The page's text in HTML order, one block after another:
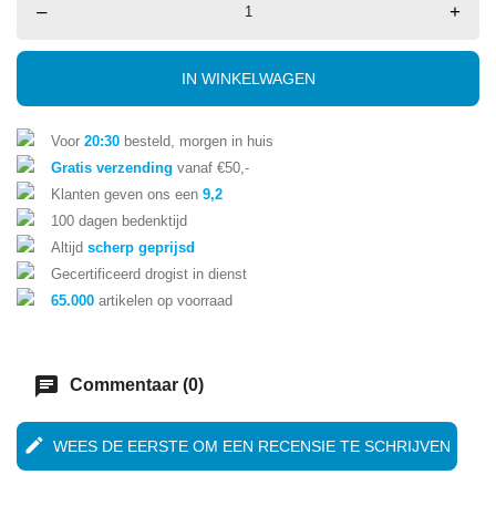
– +
IN WINKELWAGEN
Voor 20:30 besteld, morgen in huis
Gratis verzending vanaf €50,-
Klanten geven ons een 9,2
100 dagen bedenktijd
Altijd scherp geprijsd
Gecertificeerd drogist in dienst
65.000 artikelen op voorraad
chat Commentaar (0)
edit WEES DE EERSTE OM EEN RECENSIE TE SCHRIJVEN